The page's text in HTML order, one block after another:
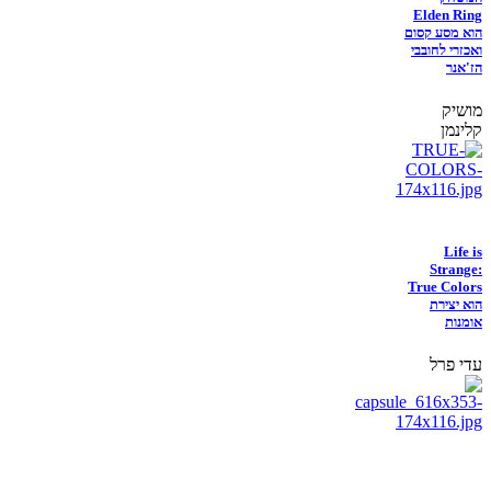
Elden Ring
הוא מסע קסום
ואכזרי לחובבי
הז'אנר
מושיק
קלינמן
Life is
Strange:
True Colors
הוא יצירת
אומנות
עדי פרל